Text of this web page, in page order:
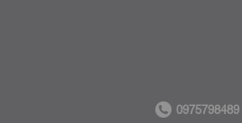
0975798489